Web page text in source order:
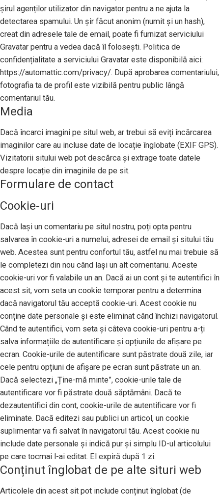
șirul agenților utilizator din navigator pentru a ne ajuta la
detectarea spamului. Un șir făcut anonim (numit și un hash),
creat din adresele tale de email, poate fi furnizat serviciului
Gravatar pentru a vedea dacă îl folosești. Politica de
confidențialitate a serviciului Gravatar este disponibilă aici:
https://automattic.com/privacy/. După aprobarea comentariului,
fotografia ta de profil este vizibilă pentru public lângă
comentariul tău.
Media
Dacă încarci imagini pe situl web, ar trebui să eviți încărcarea
imaginilor care au incluse date de locație înglobate (EXIF GPS).
Vizitatorii sitului web pot descărca și extrage toate datele
despre locație din imaginile de pe sit.
Formulare de contact
Cookie-uri
Dacă lași un comentariu pe situl nostru, poți opta pentru
salvarea în cookie-uri a numelui, adresei de email și sitului tău
web. Acestea sunt pentru confortul tău, astfel nu mai trebuie să
le completezi din nou când lași un alt comentariu. Aceste
cookie-uri vor fi valabile un an. Dacă ai un cont și te autentifici în
acest sit, vom seta un cookie temporar pentru a determina
dacă navigatorul tău acceptă cookie-uri. Acest cookie nu
conține date personale și este eliminat când închizi navigatorul.
Când te autentifici, vom seta și câteva cookie-uri pentru a-ți
salva informațiile de autentificare și opțiunile de afișare pe
ecran. Cookie-urile de autentificare sunt păstrate două zile, iar
cele pentru opțiuni de afișare pe ecran sunt păstrate un an.
Dacă selectezi „Ține-mă minte”, cookie-urile tale de
autentificare vor fi păstrate două săptămâni. Dacă te
dezautentifici din cont, cookie-urile de autentificare vor fi
eliminate. Dacă editezi sau publici un articol, un cookie
suplimentar va fi salvat în navigatorul tău. Acest cookie nu
include date personale și indică pur și simplu ID-ul articolului
pe care tocmai l-ai editat. El expiră după 1 zi.
Conținut înglobat de pe alte situri web
Articolele din acest sit pot include conținut înglobat (de